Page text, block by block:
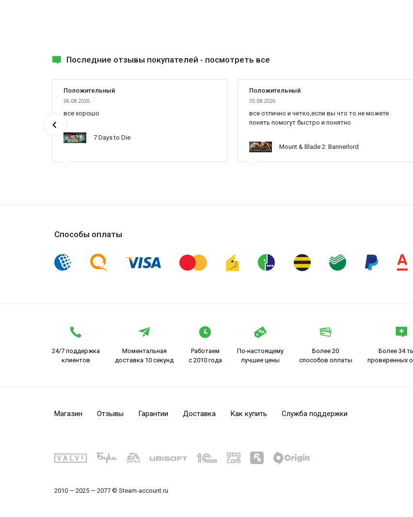
Последние отзывы покупателей - посмотреть все
Положительный
06.08.2026
все хорошо
7 Days to Die
Положительный
05.08.2026
все отлично и четко,если вы что то не можете
понять помогут быстро и понятно
Mount & Blade 2: Bannerlord
Способы оплаты
24/7 поддержка
клиентов
Моментальная
доставка 10 секунд
Работаем
с 2010 года
По-настоящему
лучшие цены
Более 20
способов оплаты
Более 34
проверенных
Магазин Отзывы Гарантии Доставка Как купить Служба поддержки
2010 — 2025 — 2077 © Steam-account.ru